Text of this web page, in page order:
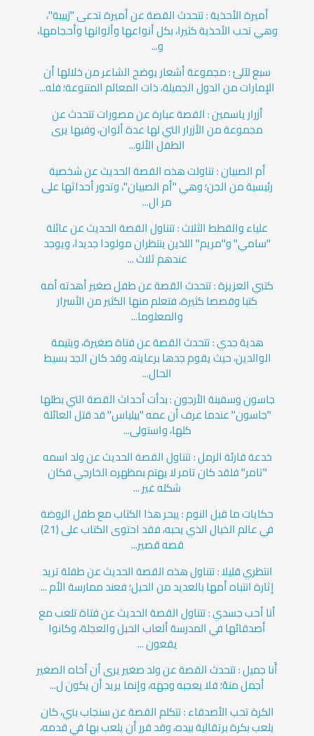
أميرة الأحذية : تتحدث القصة عن أميرة تدعى "زبيبة"،
وهي تحب الأحذية كثيرا، بكل أنواعها وألوانها وأحجامها،
و...
سبع لآلئ : مجموعة أشعار يوضح الشاعر من خلالها أن
الإمارات من الدول الجميلة، ذات المعالم المتنوعة؛ فله...
أزرار ياسمين : القصة عبارة عن مصورات تتحدث عن
مجموعة من الأزرار التي لها عدة ألوان، وفيها يرى
الطفل الألو...
أم الصبيان : تناولت هذه القصة الحديث عن شخصية
رئيسية من الجن؛ وهي "أم الصبيان"، وتدور أحداثها على
مر ال...
علياء والقطط الثلاث : تتناول القصة الحديث عن عائلة
"سامي" و"مريم" اللذين ينتظران مولودا جديدا، ويوجد
عندهم ثلاث ...
كتبي العزيزة : تتحدث القصة عن طفل صغير أهدته أمه
كتبا وقصصا كثيرة، فتعلم منها الكثير من الأسرار
والمعلوما...
هدية جدي : تتحدث القصة عن فتاة صغيرة، ويتيمة
الوالدين، حيث يقوم جدها برعايته، وقد كان الجد بسيط
الحال...
جاسون وسفينة الأرجون : بدأت أحداث القصة التي بطلها
"جاسون" عندما عرف أن عمه "بيلياس" قد قتل العائلة
كلها، واستولى...
خدعة قارئة الرمل : تتناول القصة الحديث عن ولد اسمه
"تامر" فلقد كان تامر لا يهتم بمظهره الخارجي فكان
شكله غير ...
حكايات ما قبل النوم : يبحر هذا الكتاب مع طفل الروضة
في عالم الخيال الذي يحبه، فقد احتوى الكتاب على (21)
قصه قصير...
انتظري قليلا : تتناول هذه القصة الحديث عن طفلة تريد
إثارة انتباه أمها بالعديد من الحيل؛ فعند ممارسة الأم ...
أنا أحب جسدي : تتناول القصة الحديث عن فتاة تلعب مع
أصدقائها في المدرسة ألعاب الحبل والعجلة، وكانوا
يقعون ...
أَنا جميل : تتحدث القصة عن ولد صغير يرى أن أخاه الصغير
أجمل منهُ؛ فلا يعجبه وجهه، وإنما يريد أن يكون ل...
الكرة تحب الأصدقاء : تتكلم القصة عن سنجاب بني، كان
يلعب بكرة برتقالية بيده، وقد قرر أن يلعب بها في قدمه،